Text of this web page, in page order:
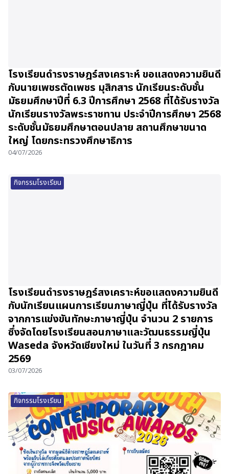
โรงเรียนดำรงราษฎร์สงเคราะห์ ขอแสดงความยินดี
กับนายเพชรตัดเพชร มุสิกสาร นักเรียนระดับชั้น
มัธยมศึกษาปีที่ 6.3 ปีการศึกษา 2568 ที่ได้รับรางวัล
นักเรียนรางวัลพระราชทาน ประจำปีการศึกษา 2568
ระดับชั้นมัธยมศึกษาตอนปลาย สถานศึกษาขนาด
ใหญ่ โดยกระทรวงศึกษาธิการ
04/07/2026
กิจกรรมโรงเรียน
โรงเรียนดำรงราษฎร์สงเคราะห์ขอแสดงความยินดี
กับนักเรียนแผนการเรียนภาษาญี่ปุ่น ที่ได้รับรางวัล
จากการแข่งขันทักษะภาษาญี่ปุ่น จำนวน 2 รายการ
ซึ่งจัดโดยโรงเรียนสอนภาษาและวัฒนธรรมญี่ปุ่น
Waseda จังหวัดเชียงใหม่ ในวันที่ 3 กรกฎาคม
2569
03/07/2026
กิจกรรมโรงเรียน